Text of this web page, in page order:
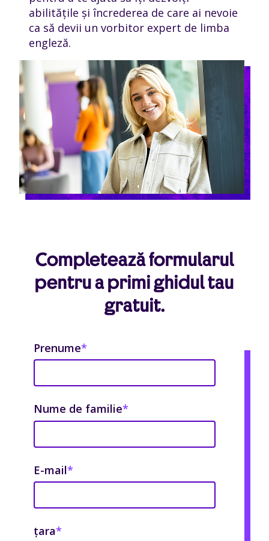
abilitățile și încrederea de care ai nevoie
ca să devii un vorbitor expert de limba
engleză.
Completează formularul
pentru a primi ghidul tau
gratuit.
Prenume*
Nume de familie*
E-mail*
țara*